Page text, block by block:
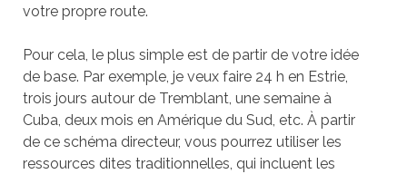
votre propre route.
Pour cela, le plus simple est de partir de votre idée
de base. Par exemple, je veux faire 24 h en Estrie,
trois jours autour de Tremblant, une semaine à
Cuba, deux mois en Amérique du Sud, etc. À partir
de ce schéma directeur, vous pourrez utiliser les
ressources dites traditionnelles, qui incluent les